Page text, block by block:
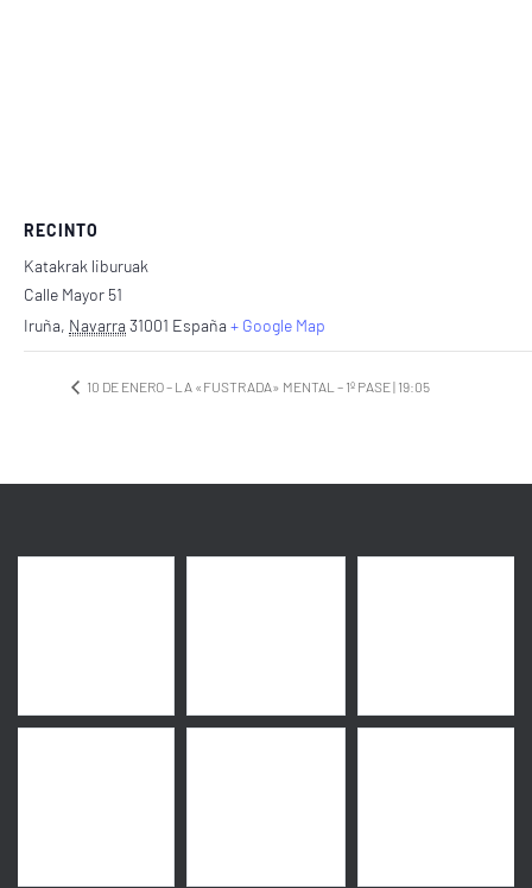
RECINTO
Katakrak liburuak
Calle Mayor 51
Iruña, Navarra 31001 España + Google Map
10 DE ENERO – LA «FUSTRADA» MENTAL – 1º PASE | 19:05